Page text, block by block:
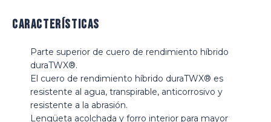
Características
Parte superior de cuero de rendimiento híbrido
duraTWX®.
El cuero de rendimiento híbrido duraTWX® es
resistente al agua, transpirable, anticorrosivo y
resistente a la abrasión.
Lengüeta acolchada y forro interior para mayor